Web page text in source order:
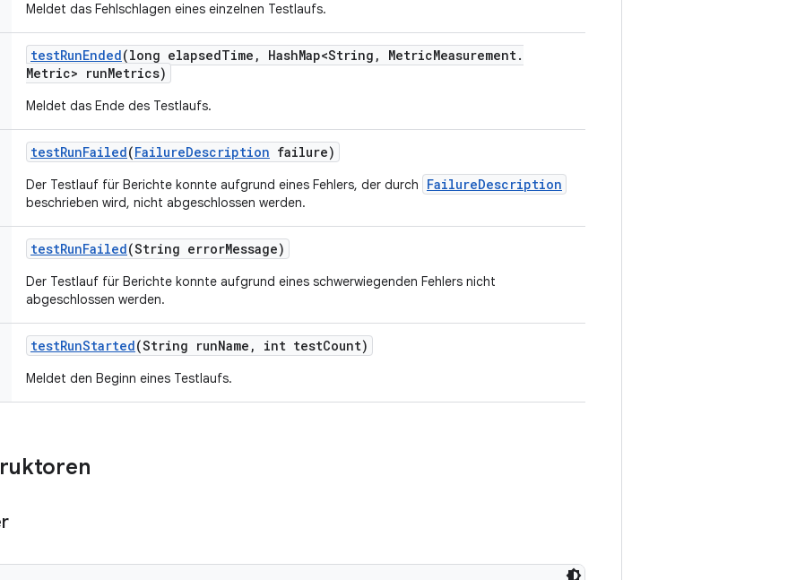
Meldet das Fehlschlagen eines einzelnen Testlaufs.
testRunEnded(long elapsedTime , HashMap<String , MetricMeasurement.
Metric> runMetrics)
Meldet das Ende des Testlaufs.
testRunFailed(FailureDescription failure)
Der Testlauf für Berichte konnte aufgrund eines Fehlers, der durch FailureDescription
beschrieben wird, nicht abgeschlossen werden.
testRunFailed(String errorMessage)
Der Testlauf für Berichte konnte aufgrund eines schwerwiegenden Fehlers nicht
abgeschlossen werden.
testRunStarted(String runName , int testCount)
Meldet den Beginn eines Testlaufs.